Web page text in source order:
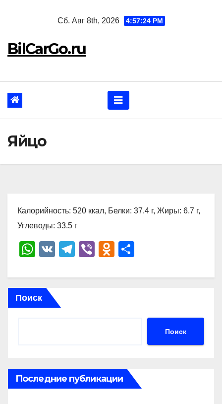
Сб. Авг 8th, 2026 4:57:25 PM
BilCarGo.ru
Яйцо
Калорийность: 520 ккал, Белки: 37.4 г, Жиры: 6.7 г,
Углеводы: 33.5 г
W
at
s
A
V
T
e
Vi
er
O
n
ki
р
ть
Поиск
Поиск
Последние публикации